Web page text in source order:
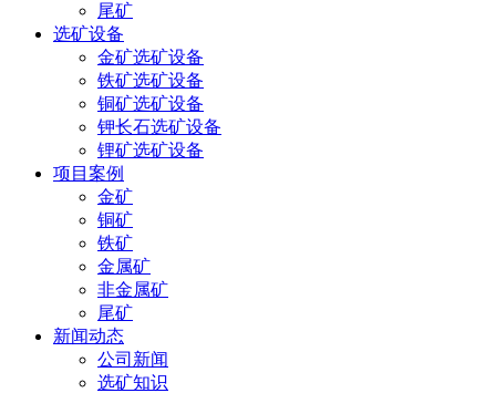
尾矿
选矿设备
金矿选矿设备
铁矿选矿设备
铜矿选矿设备
钾长石选矿设备
锂矿选矿设备
项目案例
金矿
铜矿
铁矿
金属矿
非金属矿
尾矿
新闻动态
公司新闻
选矿知识